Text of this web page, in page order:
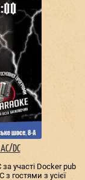
DС
участі Docker pub
з гостями з усієї